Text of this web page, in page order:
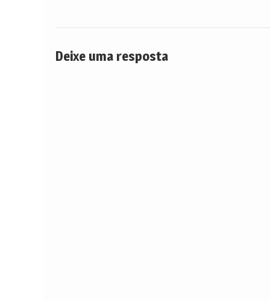
Deixe uma resposta